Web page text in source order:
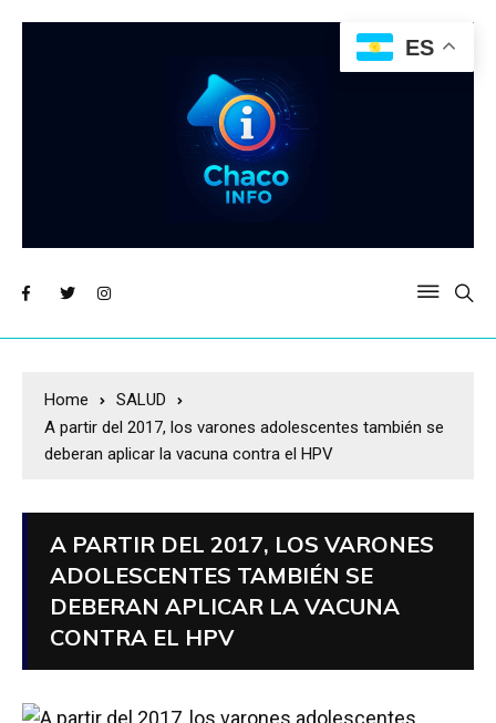
Home
SALUD
A partir del 2017, los varones adolescentes también se
deberan aplicar la vacuna contra el HPV
A PARTIR DEL 2017, LOS VARONES
ADOLESCENTES TAMBIÉN SE
DEBERAN APLICAR LA VACUNA
CONTRA EL HPV
ES